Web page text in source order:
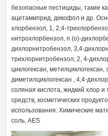
безопасные пестициды, такие
ацетамиприд, дикофол и др.
хлорбензол, 1, 2,4-
нитрохлорбензол, п (о)-
дихлорнитробензол, 3,4-
трихлорнитробензол, 2, 4-
циклогексан, метилциклогексан,
диметилциклогексан , 4,4-
соляная кислота, жидкий хлор
средств, косметических
использования. Химические
соль, AES